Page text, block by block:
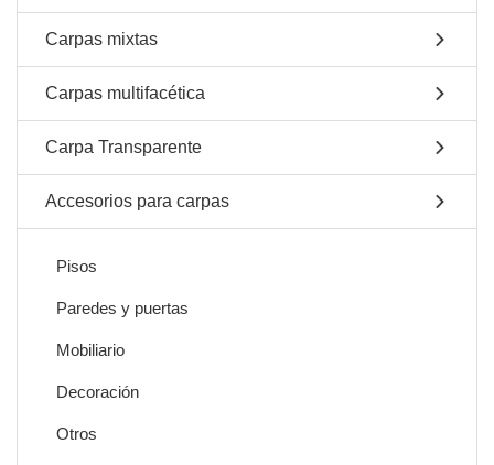
Carpas mixtas
Carpas multifacética
Carpa Transparente
Accesorios para carpas
Pisos
Paredes y puertas
Mobiliario
Decoración
Otros